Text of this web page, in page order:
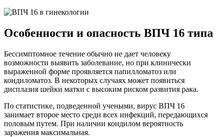
Особенности и опасность ВПЧ 16 типа
Бессимптомное течение обычно не дает человеку
возможности выявить заболевание, но при клинически
выраженной форме проявляется папилломатоз или
кондиломатоз. В некоторых случаях может появиться
дисплазия шейки матки с высоким риском развития рака.
По статистике, подведенной учеными, вирус ВПЧ 16
занимает второе место среди всех инфекций, передающихся
половым путем. При наличии кондилом вероятность
заражения максимальная.